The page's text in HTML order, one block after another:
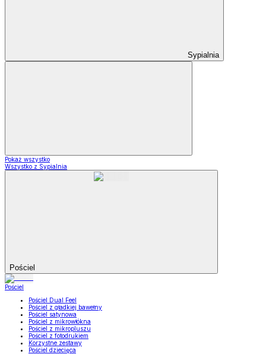
Sypialnia
Pokaż wszystko
Wszystko z Sypialnia
Pościel
Pościel
Pościel Dual Feel
Pościel z gładkiej bawełny
Pościel satynowa
Pościel z mikrowłókna
Pościel z mikropluszu
Pościel z fotodrukiem
Korzystne zestawy
Pościel dziecięca